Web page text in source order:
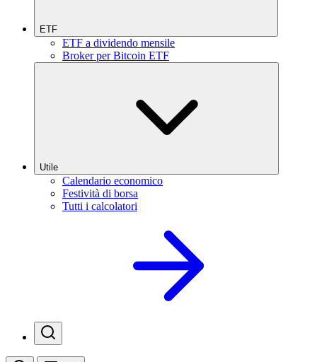
ETF
ETF a dividendo mensile
Broker per Bitcoin ETF
Utile
Calendario economico
Festività di borsa
Tutti i calcolatori